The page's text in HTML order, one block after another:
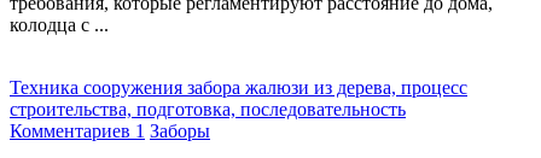
колодца с ...
Техника сооружения забора жалюзи из дерева, процесс
строительства, подготовка, последовательность
Комментариев 1 Заборы